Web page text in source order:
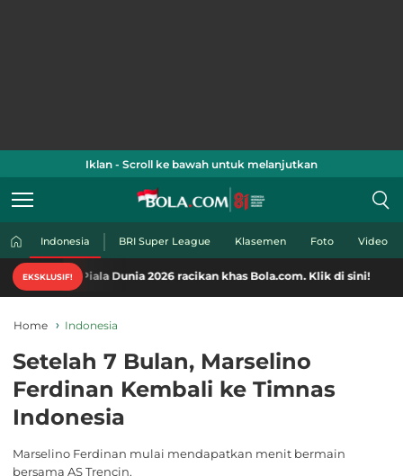
Iklan - Scroll ke bawah untuk melanjutkan
Indonesia BRI Super League Klasemen Foto Video
EKSKLUSIF!
Dunia 2026 racikan khas Bola.com. Klik di sini!
Home Indonesia
Setelah 7 Bulan, Marselino
Ferdinan Kembali ke Timnas
Indonesia
Marselino Ferdinan mulai mendapatkan menit bermain
bersama AS Trencin.